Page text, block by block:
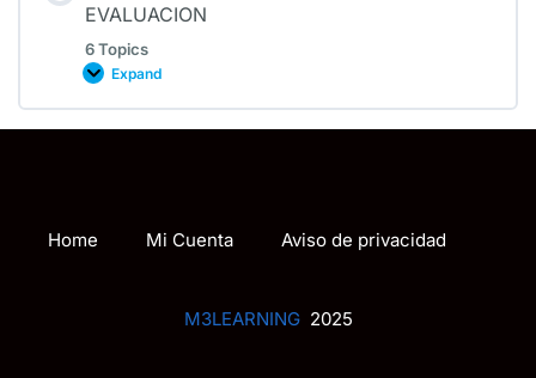
EVALUACION
6 Topics
Expand
Home Mi Cuenta Aviso de privacidad
M3LEARNING2025